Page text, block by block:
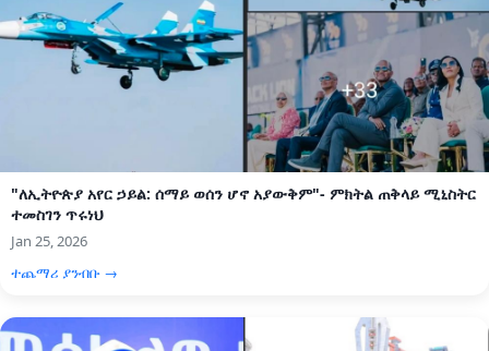
"ለኢትዮጵያ አየር ኃይል: ሰማይ ወሰን ሆኖ አያውቅም"- ምክትል ጠቅላይ ሚኒስትር
ተመስገን ጥሩነህ
Jan 25, 2026
ተጨማሪ ያንብቡ →